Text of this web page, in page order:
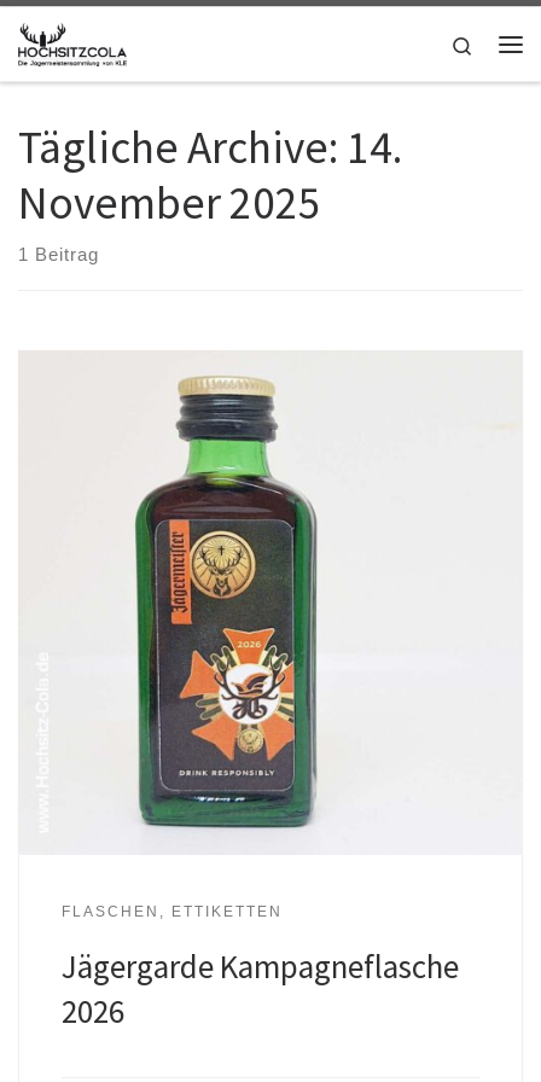
Zum Inhalt springen
Search
Tägliche Archive: 14.
November 2025
1 Beitrag
FLASCHEN, ETTIKETTEN
Jägergarde Kampagneflasche
2026